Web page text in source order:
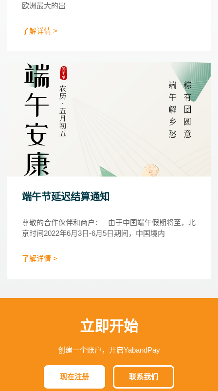
欧洲最大的出
了解详情 >
端午节延迟结算通知
尊敬的合作伙伴和商户： 由于中国端午假期将至，北
京时间2022年6月3日-6月5日期间，中国境内
了解详情 >
立即开始
创建一个账户，开启YabandPay
现在注册 联系我们